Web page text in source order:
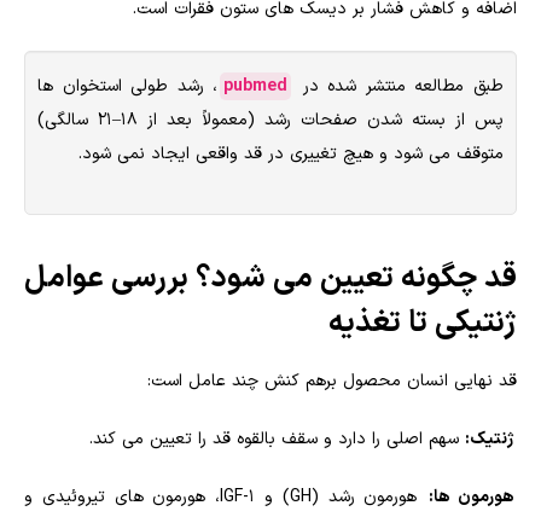
اضافه و کاهش فشار بر دیسک های ستون فقرات است.
طبق مطالعه منتشر شده در pubmed ، رشد طولی استخوان ها
پس از بسته شدن صفحات رشد (معمولاً بعد از ۱۸–۲۱ سالگی)
متوقف می شود و هیچ تغییری در قد واقعی ایجاد نمی شود.
قد چگونه تعیین می شود؟ بررسی عوامل
ژنتیکی تا تغذیه
قد نهایی انسان محصول برهم کنش چند عامل است:
ژنتیک: سهم اصلی را دارد و سقف بالقوه قد را تعیین می کند.
هورمون ها:
هورمون رشد (GH) و IGF-1، هورمون های تیروئیدی و